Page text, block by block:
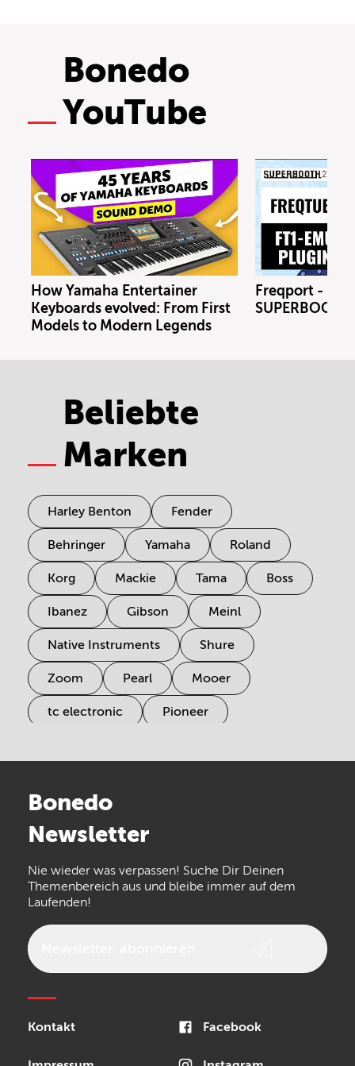
Bonedo
YouTube
How Yamaha Entertainer
Keyboards evolved: From First
Models to Modern Legends
Freqport -
Beliebte
Marken
Harley Benton Fender
Behringer Yamaha Roland
Korg Mackie Tama Boss
Ibanez Gibson Meinl
Native Instruments Shure
Zoom Pearl Mooer
tc electronic Pioneer
Arturia
the t.bone
Walrus Audio Epiphone
Bonedo
Newsletter
Nie wieder was verpassen! Suche Dir Deinen
Themenbereich aus und bleibe immer auf dem
Laufenden!
Kontakt Facebook